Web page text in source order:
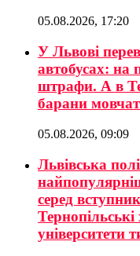
05.08.2026, 17:20
У Львові
автобусах: на
штрафи. А в
барани
05.08.2026, 09:09
Львівська
серед
університети